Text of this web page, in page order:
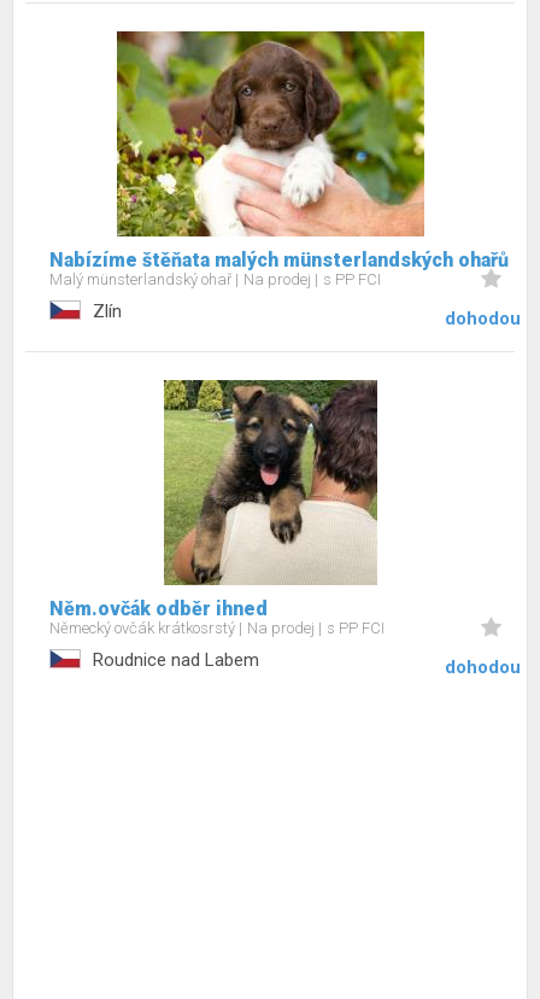
Nabízíme štěňata malých münsterlandských ohařů
Malý münsterlandský ohař Na prodej s PP FCI
Zlín dohodou
Něm.ovčák odběr ihned
Německý ovčák krátkosrstý Na prodej s PP FCI
Roudnice nad Labem dohodou